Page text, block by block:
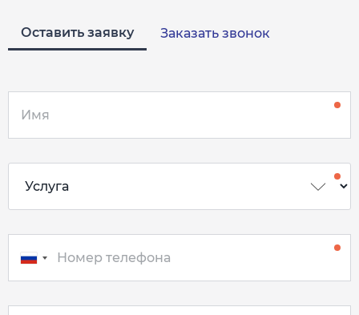
Оставить заявку Заказать звонок